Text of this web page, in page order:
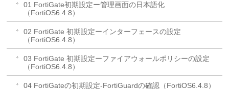
01 FortiGate初期設定ー管理画面の日本語化
（FortiOS6.4.8）
02 FortiGate 初期設定ーインターフェースの設定
（FortiOS6.4.8）
03 FortiGate 初期設定ーファイアウォールポリシーの設定
（FortiOS6.4.8）
04 FortiGateの初期設定-FortiGuardの確認（FortiOS6.4.8）